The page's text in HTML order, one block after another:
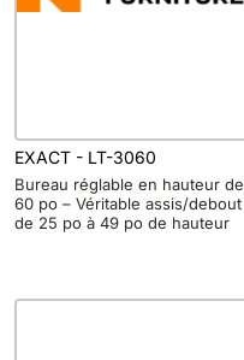
EXACT - LT-3060
Bureau réglable en hauteur de
60 po – Véritable assis/debout
de 25 po à 49 po de hauteur